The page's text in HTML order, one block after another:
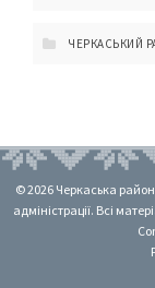
ЧЕРКАСЬКИЙ
© 2026 Черкаська
адміністрації. Всі